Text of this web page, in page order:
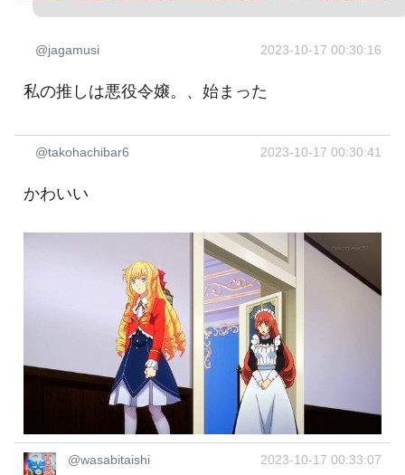
@jagamusi 2023-10-17 00:30:16
私の推しは悪役令嬢。、始まった
@takohachibar6 2023-10-17 00:30:41
かわいい
@wasabitaishi 2023-10-17 00:33:07